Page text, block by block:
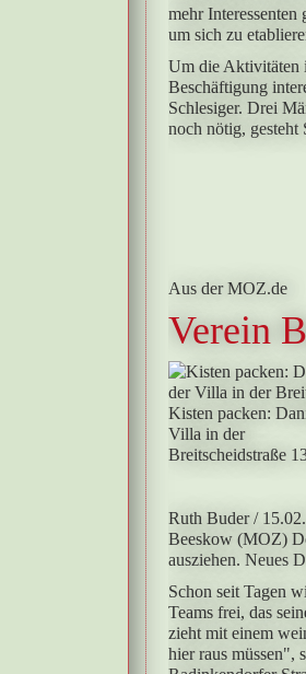
mehr
um sich zu
Um die Aktivitäten
Beschäftigung
Schlesiger. Drei
noch nötig, gesteht
Aus der MOZ.de
Verein
Kisten packen:
Villa in der
Breitscheidstraße
Ruth Buder /
Beeskow (MOZ)
ausziehen. Neues
Schon seit Tagen
Teams frei, das
zieht mit einem
hier raus müssen",